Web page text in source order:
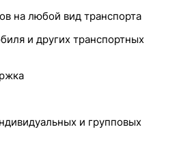
на любой вид транспорта
и других транспортных
и групповых